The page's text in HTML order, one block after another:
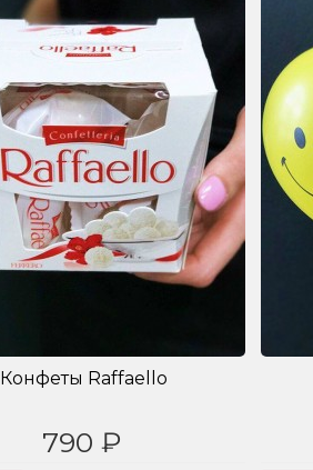
Конфеты Raffaello
790 ₽